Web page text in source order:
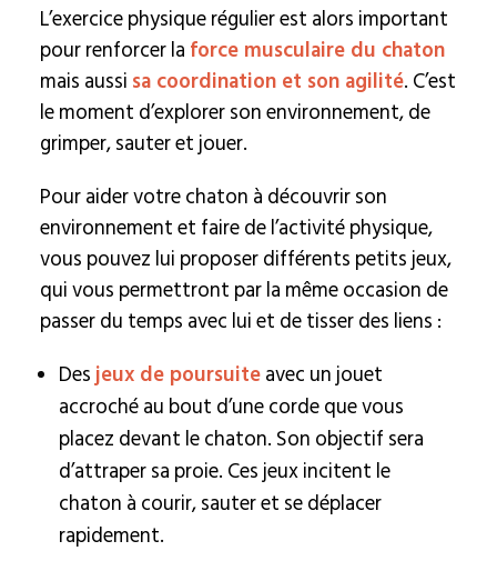
L’exercice physique régulier est alors important
pour renforcer la force musculaire du chaton
mais aussi sa coordination et son agilité. C’est
le moment d’explorer son environnement, de
grimper, sauter et jouer.
Pour aider votre chaton à découvrir son
environnement et faire de l’activité physique,
vous pouvez lui proposer différents petits jeux,
qui vous permettront par la même occasion de
passer du temps avec lui et de tisser des liens :
Desjeux de poursuiteavec un jouet
accroché au bout d’une corde que vous
placez devant le chaton. Son objectif sera
d’attraper sa proie. Ces jeux incitent le
chaton à courir, sauter et se déplacer
rapidement.